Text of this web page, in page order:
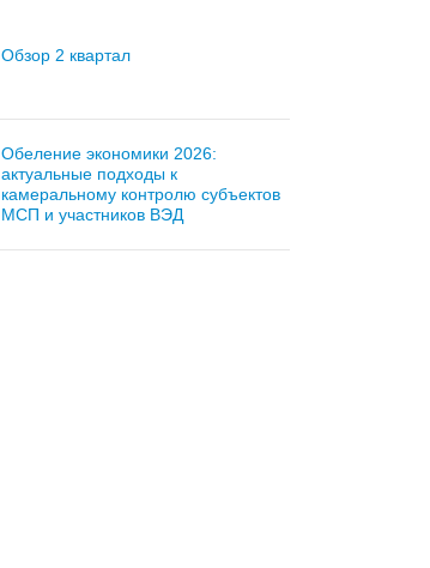
Обзор 2 квартал
Обеление экономики 2026:
актуальные подходы к
камеральному контролю субъектов
МСП и участников ВЭД